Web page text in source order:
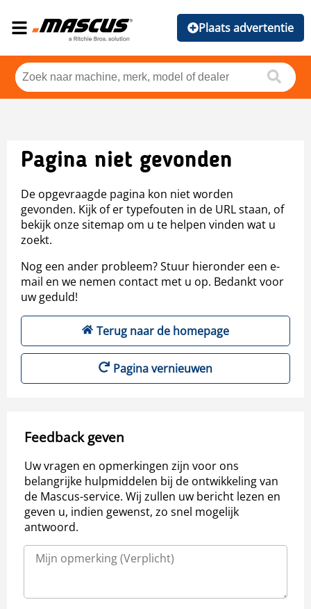
Plaats advertentie
Pagina niet gevonden
De opgevraagde pagina kon niet worden
gevonden. Kijk of er typefouten in de URL staan, of
bekijk onze sitemap om u te helpen vinden wat u
zoekt.
Nog een ander probleem? Stuur hieronder een e-
mail en we nemen contact met u op. Bedankt voor
uw geduld!
Terug naar de homepage
Pagina vernieuwen
Feedback geven
Uw vragen en opmerkingen zijn voor ons
belangrijke hulpmiddelen bij de ontwikkeling van
de Mascus-service. Wij zullen uw bericht lezen en
geven u, indien gewenst, zo snel mogelijk
antwoord.